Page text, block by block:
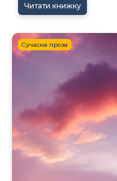
Читати книжку
Сучасна проза